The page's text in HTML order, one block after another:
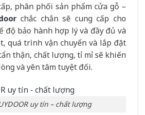
phân phối sản phẩm cửa gỗ –
chắc chắn sẽ cung cấp cho
độ bảo hành hợp lý và đầy đủ và
quá trình vận chuyển và lắp đặt
thận, chất lượng, tỉ mỉ sẽ khiến
và yên tâm tuyệt đối.
uy tín – chất lượng